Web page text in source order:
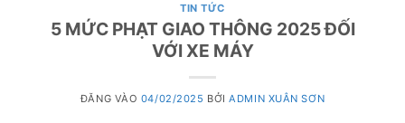
TIN TỨC
5 MỨC PHẠT GIAO THÔNG 2025 ĐỐI
VỚI XE MÁY
ĐĂNG VÀO 04/02/2025 BỞIADMIN XUÂN SƠN